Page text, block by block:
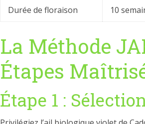
Durée de floraison 10
La Méthode
Étapes
Étape 1 :